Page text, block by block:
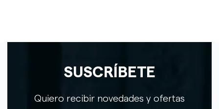
SUSCRÍBETE
Quiero recibir novedades y ofertas